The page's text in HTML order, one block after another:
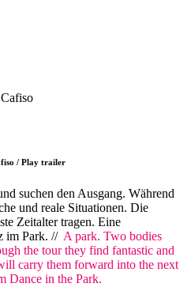
/ Play trailer
suchen den Ausgang. Während
und reale Situationen. Die
Zeitalter tragen. Eine
im Park. // A park. Two bodies
the tour they find fantastic and
carry them forward into the next
Dance in the Park.